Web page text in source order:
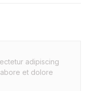
adipiscing
et dolore